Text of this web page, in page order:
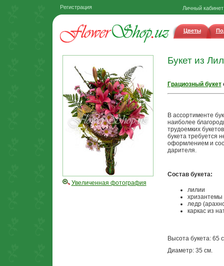
Регистрация Личный кабинет
Цветы
Увеличенная фотография
Букет из
Грациозный букет
В ассортименте
наиболее
трудоемких
букета требуется
оформлением и
дарителя.
Состав букета:
лилии
хризантемы
ледр
каркас из
Высота букета: 65
Диаметр: 35 см.